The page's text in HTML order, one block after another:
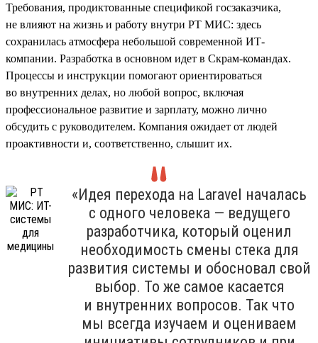
Требования, продиктованные спецификой госзаказчика,
не влияют на жизнь и работу внутри РТ МИС: здесь
сохранилась атмосфера небольшой современной ИТ-
компании. Разработка в основном идет в Скрам-командах.
Процессы и инструкции помогают ориентироваться
во внутренних делах, но любой вопрос, включая
профессиональное развитие и зарплату, можно лично
обсудить с руководителем. Компания ожидает от людей
проактивности и, соответственно, слышит их.
«Идея перехода на Laravel началась
с одного человека — ведущего
разработчика, который оценил
необходимость смены стека для
развития системы и обосновал свой
выбор. То же самое касается
и внутренних вопросов. Так что
мы всегда изучаем и оцениваем